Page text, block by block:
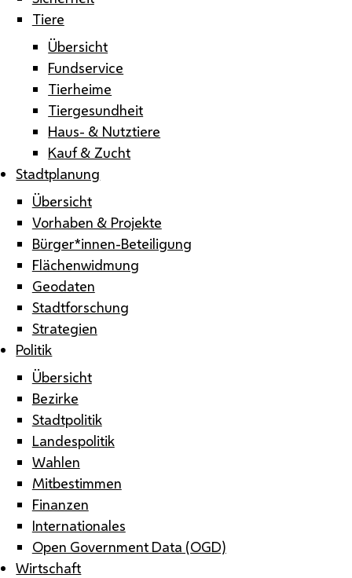
Tiere
Übersicht
Fundservice
Tierheime
Tiergesundheit
Haus- & Nutztiere
Kauf & Zucht
Stadtplanung
Übersicht
Vorhaben & Projekte
Bürger*innen-Beteiligung
Flächenwidmung
Geodaten
Stadtforschung
Strategien
Politik
Übersicht
Bezirke
Stadtpolitik
Landespolitik
Wahlen
Mitbestimmen
Finanzen
Internationales
Open Government Data (OGD)
Wirtschaft